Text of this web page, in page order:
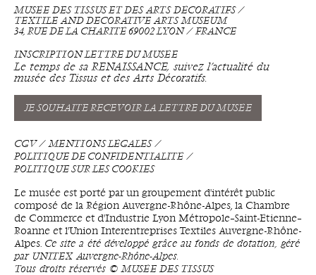
MUSÉE DES TISSUS ET DES ARTS DÉCORATIFS ⁄
TEXTILE AND DECORATIVE ARTS MUSEUM
34, RUE DE LA CHARITÉ 69002 LYON ⁄ FRANCE
INSCRIPTION LETTRE DU MUSÉE
Le temps de sa RENAISSANCE, suivez l’actualité du
musée des Tissus et des Arts Décoratifs.
JE SOUHAITE RECEVOIR LA LETTRE DU MUSÉE
CGV
MENTIONS LÉGALES
POLITIQUE DE CONFIDENTIALITÉ
POLITIQUE SUR LES COOKIES
Le musée est porté par un groupement d'intérêt public
composé de la Région Auvergne-Rhône-Alpes, la Chambre
de Commerce et d'Industrie Lyon Métropole–Saint-Étienne–
Roanne et l'Union Interentreprises Textiles Auvergne-Rhône-
Alpes. Ce site a été développé grâce au fonds de dotation, géré
par UNITEX Auvergne-Rhône-Alpes.
Tous droits réservés © MUSÉE DES TISSUS